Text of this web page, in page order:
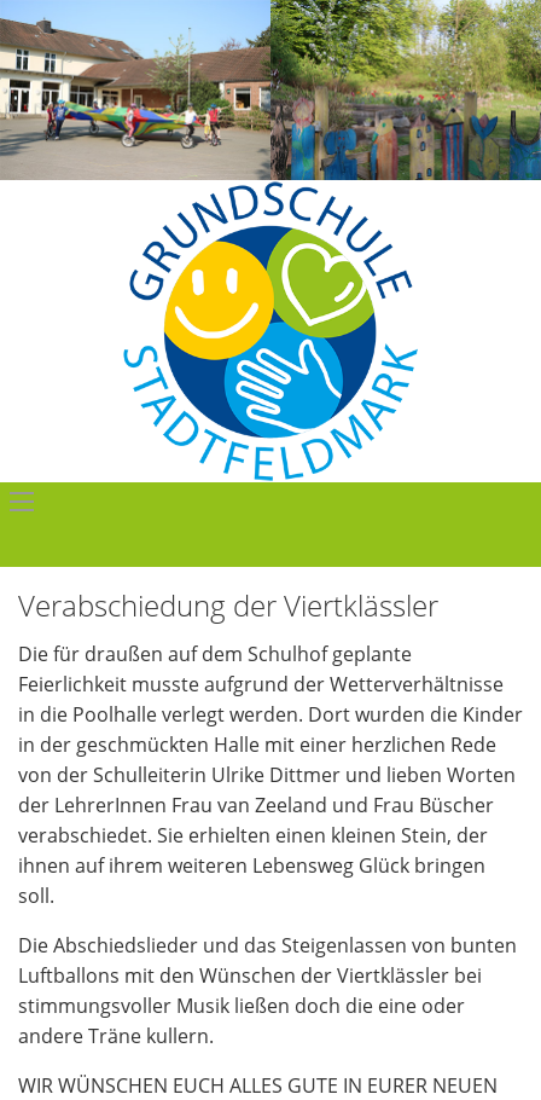
Verabschiedung der Viertklässler
Die für draußen auf dem Schulhof geplante
Feierlichkeit musste aufgrund der Wetterverhältnisse
in die Poolhalle verlegt werden. Dort wurden die Kinder
in der geschmückten Halle mit einer herzlichen Rede
von der Schulleiterin Ulrike Dittmer und lieben Worten
der LehrerInnen Frau van Zeeland und Frau Büscher
verabschiedet. Sie erhielten einen kleinen Stein, der
ihnen auf ihrem weiteren Lebensweg Glück bringen
soll.
Die Abschiedslieder und das Steigenlassen von bunten
Luftballons mit den Wünschen der Viertklässler bei
stimmungsvoller Musik ließen doch die eine oder
andere Träne kullern.
WIR WÜNSCHEN EUCH ALLES GUTE IN EURER NEUEN